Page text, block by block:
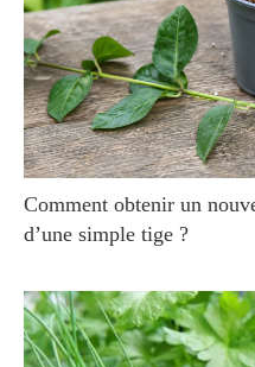
Comment obtenir un
d’une simple tige ?